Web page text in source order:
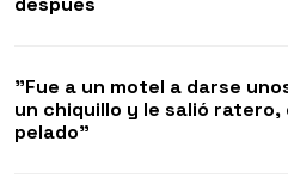
"Fue a un motel a darse
un chiquillo y le salió ratero,
pelado"